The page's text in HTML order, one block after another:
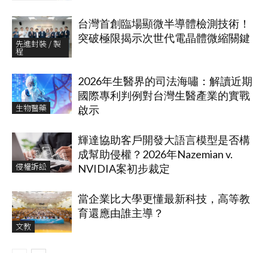
先進封裝 / 製
程
台灣首創臨場顯微半導體檢測技術！
突破極限揭示次世代電晶體微縮關鍵
生物醫藥
2026年生醫界的司法海嘯：解讀近期
國際專利判例對台灣生醫產業的實戰
啟示
侵權訴訟
輝達協助客戶開發大語言模型是否構
成幫助侵權？2026年Nazemian v.
NVIDIA案初步裁定
文教
當企業比大學更懂最新科技，高等教
育還應由誰主導？